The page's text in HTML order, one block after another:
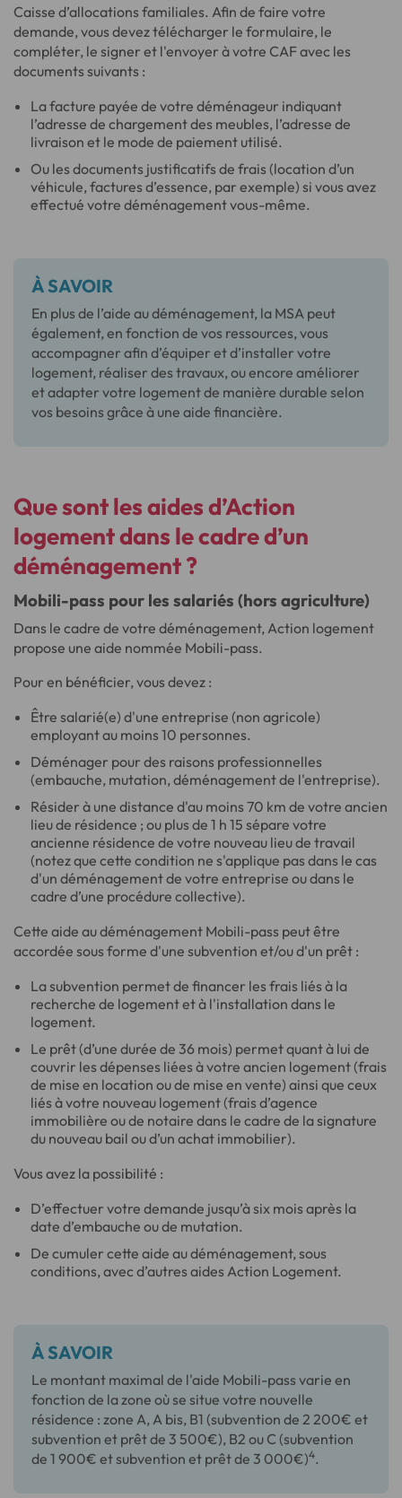
Caisse d’allocations familiales. Afin de faire votre
demande, vous devez télécharger le formulaire, le
compléter, le signer et l'envoyer à votre CAF avec les
documents suivants :
La facture payée de votre déménageur indiquant
l’adresse de chargement des meubles, l’adresse de
livraison et le mode de paiement utilisé.
Ou les documents justificatifs de frais (location d’un
véhicule, factures d’essence, par exemple) si vous avez
effectué votre déménagement vous-même.
À SAVOIR
En plus de l’aide au déménagement, la MSA peut
également, en fonction de vos ressources, vous
accompagner afin d’équiper et d’installer votre
logement, réaliser des travaux, ou encore améliorer
et adapter votre logement de manière durable selon
vos besoins grâce à une aide financière.
Que sont les aides d’Action
logement dans le cadre d’un
déménagement ?
Mobili-pass pour les salariés (hors agriculture)
Dans le cadre de votre déménagement, Action logement
propose une aide nommée Mobili-pass.
Pour en bénéficier, vous devez :
Être salarié(e) d'une entreprise (non agricole)
employant au moins 10 personnes.
Déménager pour des raisons professionnelles
(embauche, mutation, déménagement de l'entreprise).
Résider à une distance d'au moins 70 km de votre ancien
lieu de résidence ; ou plus de 1 h 15 sépare votre
ancienne résidence de votre nouveau lieu de travail
(notez que cette condition ne s'applique pas dans le cas
d'un déménagement de votre entreprise ou dans le
cadre d’une procédure collective).
Cette aide au déménagement Mobili-pass peut être
accordée sous forme d'une subvention et/ou d'un prêt :
La subvention permet de financer les frais liés à la
recherche de logement et à l'installation dans le
logement.
Le prêt (d’une durée de 36 mois) permet quant à lui de
couvrir les dépenses liées à votre ancien logement (frais
de mise en location ou de mise en vente) ainsi que ceux
liés à votre nouveau logement (frais d’agence
immobilière ou de notaire dans le cadre de la signature
du nouveau bail ou d’un achat immobilier).
Vous avez la possibilité :
D’effectuer votre demande jusqu’à six mois après la
date d’embauche ou de mutation.
De cumuler cette aide au déménagement, sous
conditions, avec d’autres aides Action Logement.
À SAVOIR
Le montant maximal de l'aide Mobili-pass varie en
fonction de la zone où se situe votre nouvelle
résidence : zone A, A bis, B1 (subvention de 2 200€ et
subvention et prêt de 3 500€), B2 ou C (subvention
de 1 900€ et subvention et prêt de 3 000€)4.